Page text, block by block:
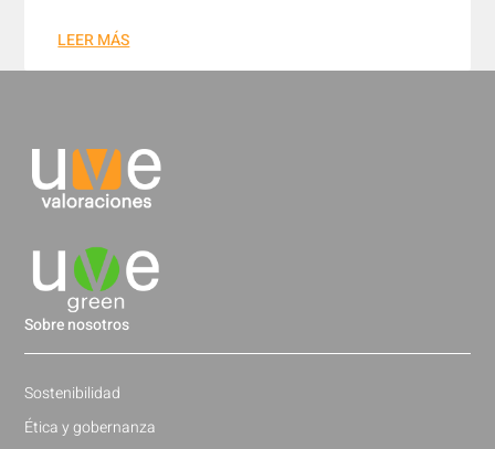
LEER MÁS
Sobre nosotros
Sostenibilidad
Ética y gobernanza